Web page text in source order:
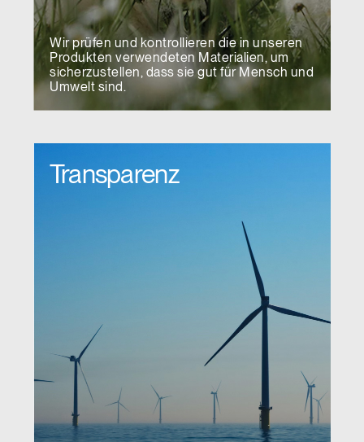
Wir prüfen und kontrollieren die in unseren
Produkten verwendeten Materialien, um
sicherzustellen, dass sie gut für Mensch und
Umwelt sind.
Transparenz